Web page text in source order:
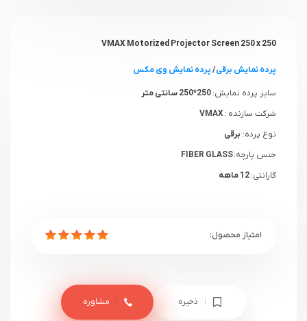
VMAX Motorized Projector Screen 250 x 250
پرده نمایش برقی/پرده نمایش وی مکس
سایز پرده نمایش:
شرکت سازنده :
نوع پرده: برقی
جنس پارچه:
گارانتی:
ذخیره مشاوره